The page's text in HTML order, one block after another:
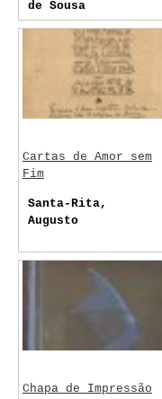
de Sousa
Cartas de Amor sem
Fim
Santa-Rita,
Augusto
Chapa de Impressão